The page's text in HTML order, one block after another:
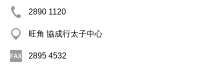
2890 1120
旺角 協成行太子中心
2895 4532